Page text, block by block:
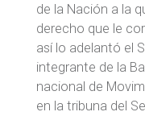
de la Nación a la
derecho que le
así lo adelantó el
integrante de la
nacional de
en la tribuna del